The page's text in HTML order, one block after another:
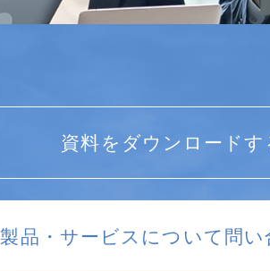
資料をダウンロードす
製品・サービスについて問い